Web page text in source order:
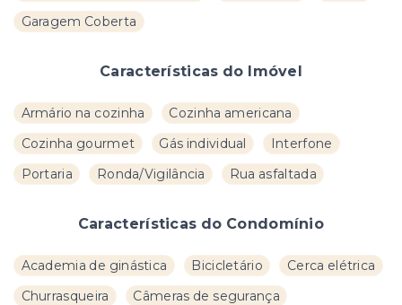
Garagem Coberta
Características do Imóvel
Armário na cozinha
Cozinha americana
Cozinha gourmet
Gás individual
Interfone
Portaria
Ronda/Vigilância Rua asfaltada
Características do Condomínio
Academia de ginástica Bicicletário
Cerca elétrica
Churrasqueira
Câmeras de segurança